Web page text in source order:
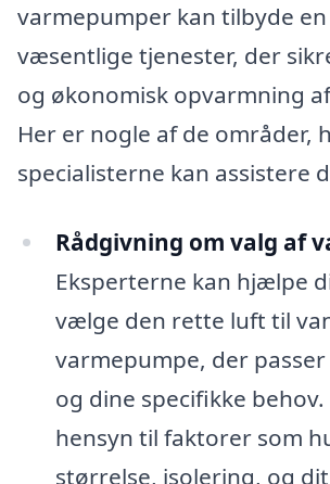
varmepumper kan tilbyde
væsentlige tjenester, der
og økonomisk opvarmning
Her er nogle af de områder,
specialisterne kan assistere
Rådgivning om valg af
Eksperterne kan hjælpe
vælge den rette luft til
varmepumpe, der
og dine specifikke
hensyn til faktorer som
størrelse, isolering, og dit